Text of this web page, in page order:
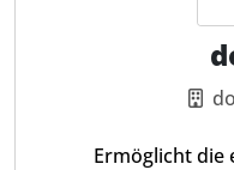
Ermöglicht die